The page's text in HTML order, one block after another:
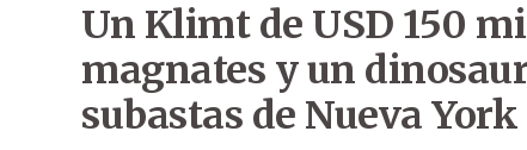
Un Klimt de USD 150
magnates y un
subastas de Nueva York